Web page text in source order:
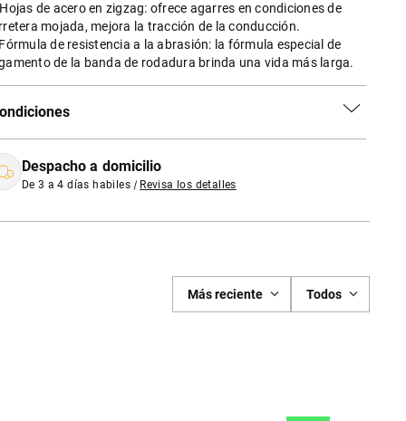
de acero en zigzag: ofrece agarres en condiciones de
mojada, mejora la tracción de la conducción.
de resistencia a la abrasión: la fórmula especial de
de la banda de rodadura brinda una vida más larga.
Despacho a domicilio
De 3 a 4 días habiles | Revisa los detalles
Más reciente Todos